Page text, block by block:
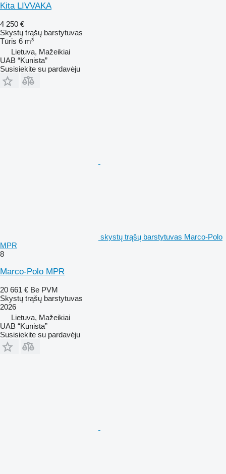
Kita LIVVAKA
4 250 €
Skystų trąšų barstytuvas
Tūris 6 m³
Lietuva, Mažeikiai
UAB “Kunista”
Susisiekite su pardavėju
skystų trąšų barstytuvas Marco-Polo
MPR
8
Marco-Polo MPR
20 661 € Be PVM
Skystų trąšų barstytuvas
2026
Lietuva, Mažeikiai
UAB “Kunista”
Susisiekite su pardavėju